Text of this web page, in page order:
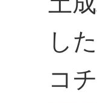
した
コ